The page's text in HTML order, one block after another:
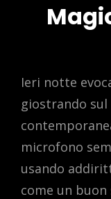
Ieri notte
giostrando sul
microfono
usando
come un buon